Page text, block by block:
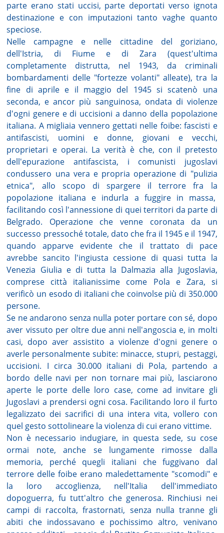
parte erano stati uccisi, parte deportati verso ignota
destinazione e con imputazioni tanto vaghe quanto
speciose.
Nelle campagne e nelle cittadine del goriziano,
dell'Istria, di Fiume e di Zara (quest'ultima
completamente distrutta, nel 1943, da criminali
bombardamenti delle "fortezze volanti" alleate), tra la
fine di aprile e il maggio del 1945 si scatenò una
seconda, e ancor più sanguinosa, ondata di violenze
d'ogni genere e di uccisioni a danno della popolazione
italiana. A migliaia vennero gettati nelle foibe: fascisti e
antifascisti, uomini e donne, giovani e vecchi,
proprietari e operai. La verità è che, con il pretesto
dell'epurazione antifascista, i comunisti jugoslavi
condussero una vera e propria operazione di "pulizia
etnica", allo scopo di spargere il terrore fra la
popolazione italiana e indurla a fuggire in massa,
facilitando così l'annessione di quei territori da parte di
Belgrado. Operazione che venne coronata da un
successo pressoché totale, dato che fra il 1945 e il 1947,
quando apparve evidente che il trattato di pace
avrebbe sancito l'ingiusta cessione di quasi tutta la
Venezia Giulia e di tutta la Dalmazia alla Jugoslavia,
comprese città italianissime come Pola e Zara, si
verificò un esodo di italiani che coinvolse più di 350.000
persone.
Se ne andarono senza nulla poter portare con sé, dopo
aver vissuto per oltre due anni nell'angoscia e, in molti
casi, dopo aver assistito a violenze d'ogni genere o
averle personalmente subite: minacce, stupri, pestaggi,
uccisioni. I circa 30.000 italiani di Pola, partendo a
bordo delle navi per non tornare mai più, lasciarono
aperte le porte delle loro case, come ad invitare gli
Jugoslavi a prendersi ogni cosa. Facilitando loro il furto
legalizzato dei sacrifici di una intera vita, vollero con
quel gesto sottolineare la violenza di cui erano vittime.
Non è necessario indugiare, in questa sede, su cose
ormai note, anche se lungamente rimosse dalla
memoria, perché quegli italiani che fuggivano dal
terrore delle foibe erano maledettamente "scomodi" e
la loro accoglienza, nell'Italia dell'immediato
dopoguerra, fu tutt'altro che generosa. Rinchiusi nei
campi di raccolta, frastornati, senza nulla tranne gli
abiti che indossavano e pochissimo altro, venivano